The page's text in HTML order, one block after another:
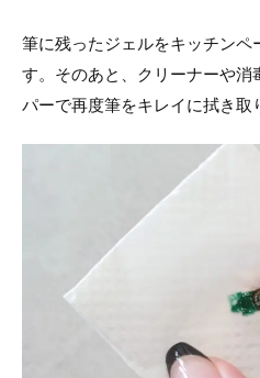
筆に残ったジェルをキッチンペ
す。そのあと、クリーナーや消
パーで再度筆をキレイに拭き取